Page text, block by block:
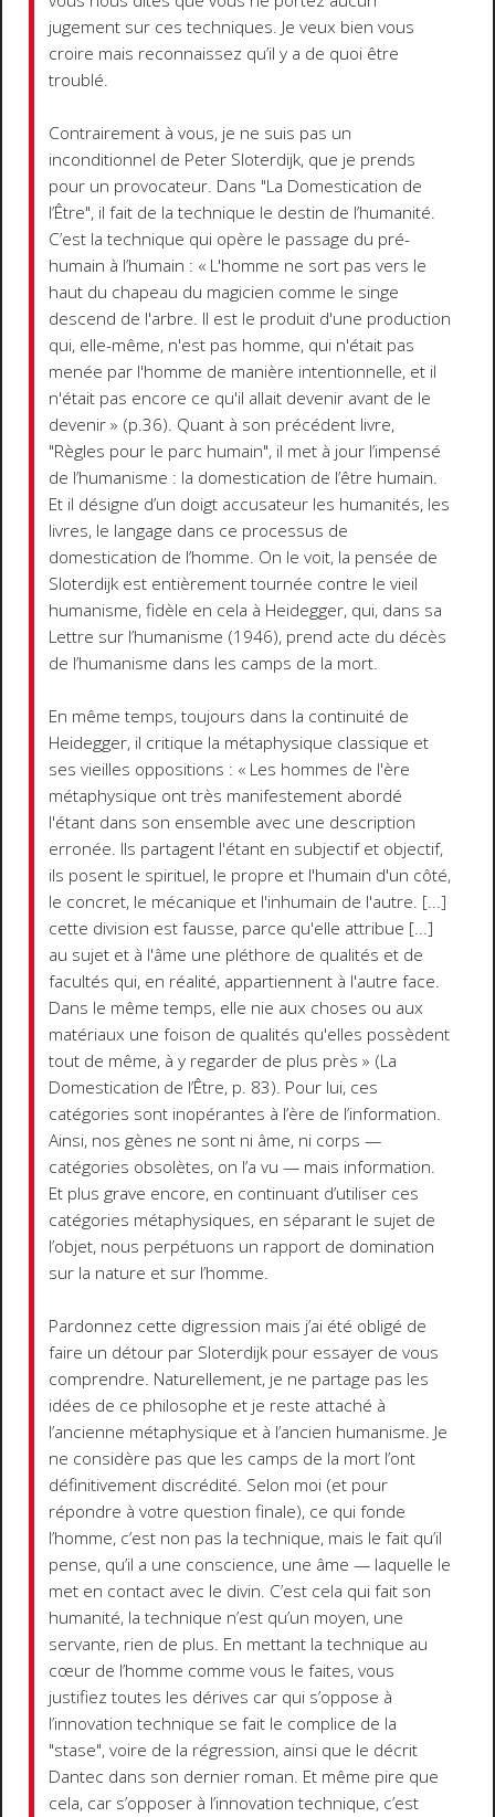
jugement sur ces techniques. Je veux bien vous
croire mais reconnaissez qu’il y a de quoi être
troublé.
Contrairement à vous, je ne suis pas un
inconditionnel de Peter Sloterdijk, que je prends
pour un provocateur. Dans "La Domestication de
l’Être", il fait de la technique le destin de l’humanité.
C’est la technique qui opère le passage du pré-
humain à l’humain : « L'homme ne sort pas vers le
haut du chapeau du magicien comme le singe
descend de l'arbre. Il est le produit d'une production
qui, elle-même, n'est pas homme, qui n'était pas
menée par l'homme de manière intentionnelle, et il
n'était pas encore ce qu'il allait devenir avant de le
devenir » (p.36). Quant à son précédent livre,
"Règles pour le parc humain", il met à jour l’impensé
de l’humanisme : la domestication de l’être humain.
Et il désigne d’un doigt accusateur les humanités, les
livres, le langage dans ce processus de
domestication de l’homme. On le voit, la pensée de
Sloterdijk est entièrement tournée contre le vieil
humanisme, fidèle en cela à Heidegger, qui, dans sa
Lettre sur l’humanisme (1946), prend acte du décès
de l’humanisme dans les camps de la mort.
En même temps, toujours dans la continuité de
Heidegger, il critique la métaphysique classique et
ses vieilles oppositions : « Les hommes de l'ère
métaphysique ont très manifestement abordé
l'étant dans son ensemble avec une description
erronée. Ils partagent l'étant en subjectif et objectif,
ils posent le spirituel, le propre et l'humain d'un côté,
le concret, le mécanique et l'inhumain de l'autre. [...]
cette division est fausse, parce qu'elle attribue [...]
au sujet et à l'âme une pléthore de qualités et de
facultés qui, en réalité, appartiennent à l'autre face.
Dans le même temps, elle nie aux choses ou aux
matériaux une foison de qualités qu'elles possèdent
tout de même, à y regarder de plus près » (La
Domestication de l’Être, p. 83). Pour lui, ces
catégories sont inopérantes à l’ère de l’information.
Ainsi, nos gènes ne sont ni âme, ni corps —
catégories obsolètes, on l’a vu — mais information.
Et plus grave encore, en continuant d’utiliser ces
catégories métaphysiques, en séparant le sujet de
l’objet, nous perpétuons un rapport de domination
sur la nature et sur l’homme.
Pardonnez cette digression mais j’ai été obligé de
faire un détour par Sloterdijk pour essayer de vous
comprendre. Naturellement, je ne partage pas les
idées de ce philosophe et je reste attaché à
l’ancienne métaphysique et à l’ancien humanisme. Je
ne considère pas que les camps de la mort l’ont
définitivement discrédité. Selon moi (et pour
répondre à votre question finale), ce qui fonde
l’homme, c’est non pas la technique, mais le fait qu’il
pense, qu’il a une conscience, une âme — laquelle le
met en contact avec le divin. C’est cela qui fait son
humanité, la technique n’est qu’un moyen, une
servante, rien de plus. En mettant la technique au
cœur de l’homme comme vous le faites, vous
justifiez toutes les dérives car qui s’oppose à
l’innovation technique se fait le complice de la
"stase", voire de la régression, ainsi que le décrit
Dantec dans son dernier roman. Et même pire que
cela, car s’opposer à l’innovation technique, c’est